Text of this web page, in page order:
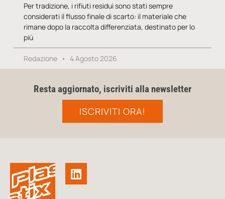
Per tradizione, i rifiuti residui sono stati sempre
considerati il flusso finale di scarto: il materiale che
rimane dopo la raccolta differenziata, destinato per lo
più
Redazione 4 Agosto 2026
Resta aggiornato, iscriviti alla newsletter
ISCRIVITI ORA!